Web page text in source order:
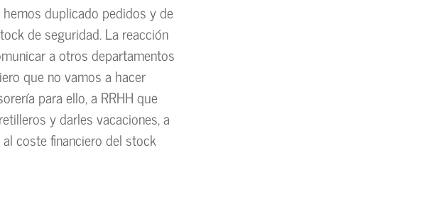
duplicado pedidos y de
de seguridad. La reacción
a otros departamentos
que no vamos a hacer
para ello, a RRHH que
y darles vacaciones, a
coste financiero del stock